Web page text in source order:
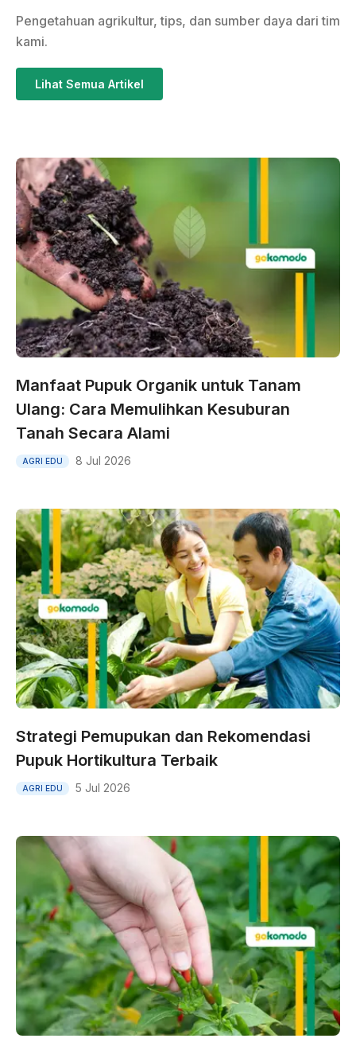
Pengetahuan agrikultur, tips, dan sumber daya dari tim
kami.
Lihat Semua Artikel
Manfaat Pupuk Organik untuk Tanam
Ulang: Cara Memulihkan Kesuburan
Tanah Secara Alami
AGRI EDU 8 Jul 2026
Strategi Pemupukan dan Rekomendasi
Pupuk Hortikultura Terbaik
AGRI EDU 5 Jul 2026